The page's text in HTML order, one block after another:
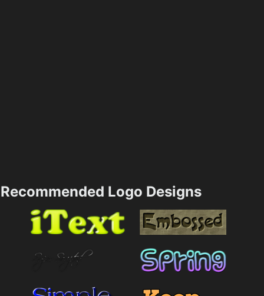
Recommended Logo Designs